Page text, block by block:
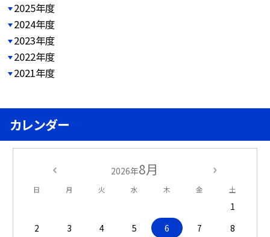
2025年度
2024年度
2023年度
2022年度
2021年度
カレンダー
2026年8月
日 月 火 水 木 金 土
1
2
3 4 5 6 7
8